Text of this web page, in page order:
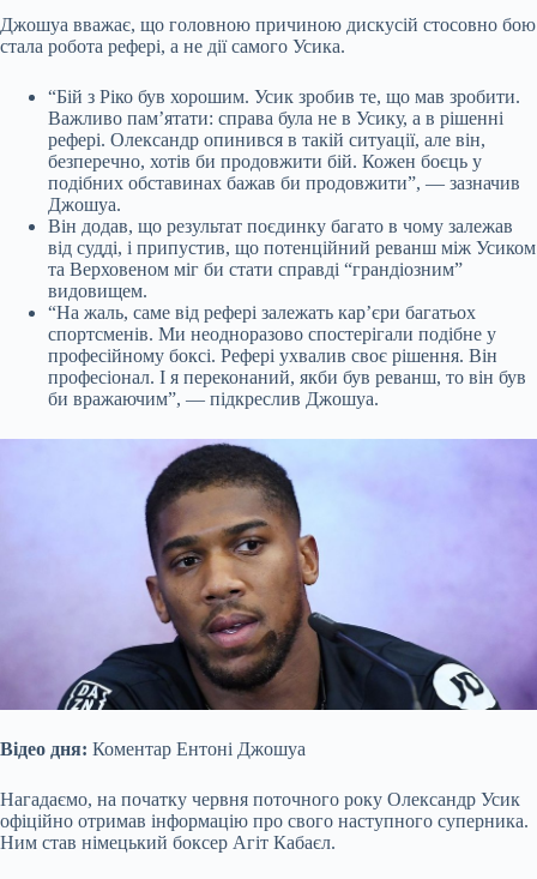
Джошуа вважає, що головною причиною дискусій стосовно бою
стала робота рефері, а не дії самого Усика.
“Бій з Ріко був хорошим. Усик зробив те, що мав зробити.
Важливо пам’ятати: справа була не в Усику, а в рішенні
рефері. Олександр опинився в такій ситуації, але він,
безперечно, хотів би продовжити бій. Кожен боєць у
подібних обставинах бажав би продовжити”, — зазначив
Джошуа.
Він додав, що результат поєдинку багато в чому залежав
від судді, і припустив, що потенційний реванш між Усиком
та Верховеном міг би стати справді “грандіозним”
видовищем.
“На жаль, саме від рефері залежать кар’єри багатьох
спортсменів. Ми неодноразово спостерігали подібне у
професійному боксі. Рефері ухвалив своє рішення. Він
професіонал. І я переконаний, якби був реванш, то він був
би вражаючим”, — підкреслив Джошуа.
Відео дня: Коментар Ентоні Джошуа
Нагадаємо, на початку червня поточного року Олександр Усик
офіційно отримав інформацію про свого наступного суперника.
Ним став німецький боксер Агіт Кабаєл.